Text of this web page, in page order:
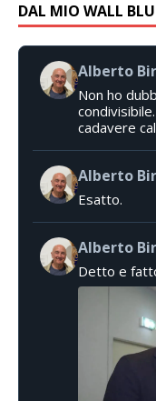
DAL MIO WALL
Alberto
Non ho
cadavere
Alberto
Esatto.
Alberto
Detto e